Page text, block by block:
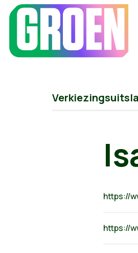
https://
https://